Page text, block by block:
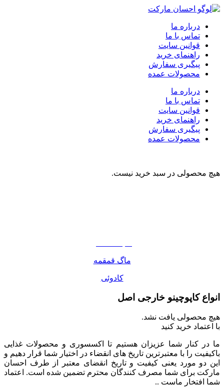
درباره ما
تماس با ما
قوانین سایت
راهنمای خرید
پیگیری سفارش
محصولات عمده
درباره ما
تماس با ما
قوانین سایت
راهنمای خرید
پیگیری سفارش
محصولات عمده
هیچ محصولی در سبد خرید نیست.
ماگ قمقمه
کادوئی
انواع کاپوچینو خارجی اصل
هیچ محصولی یافت نشد.
با اعتماد خرید کنید
ما در کنار شما عزیزان هستیم تا اکسسوری و محصولات غذایی
باکیفیت را با معتبرترین تاریخ های انقضاء در اختیار شما قرار دهیم و
این دو مورد یعنی کیفیت و تاریخ انقضای معتبر از طرف احسان
مارکت برای شما مصرف کنندگان محترم تضمین شده است. اعتماد
شما افتخار ماست ..